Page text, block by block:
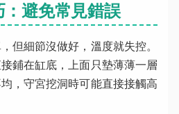
避免常見錯誤
但細節沒做好，溫度就失控。
鋪在缸底，上面只墊薄薄一層
，守宮挖洞時可能直接接觸高